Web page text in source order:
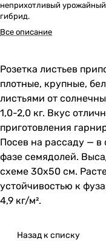
неприхотливый урожайный
гибрид.
Все описание
Розетка листьев
плотные, крупные,
листьями от
1,0-2,0 кг. Вкус
приготовления
Посев на рассаду —
фазе семядолей.
схеме 30х50 см.
устойчивостью к
4,9 кг/м².
Назад к списку